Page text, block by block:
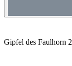
Gipfel des Faulhorn